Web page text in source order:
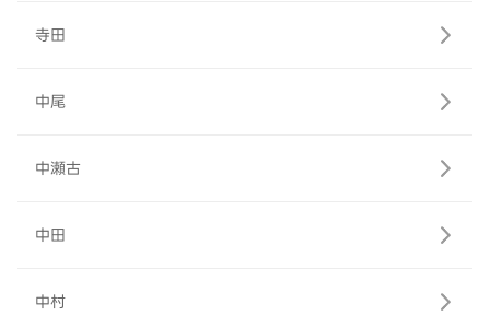
寺田
中尾
中瀬古
中田
中村